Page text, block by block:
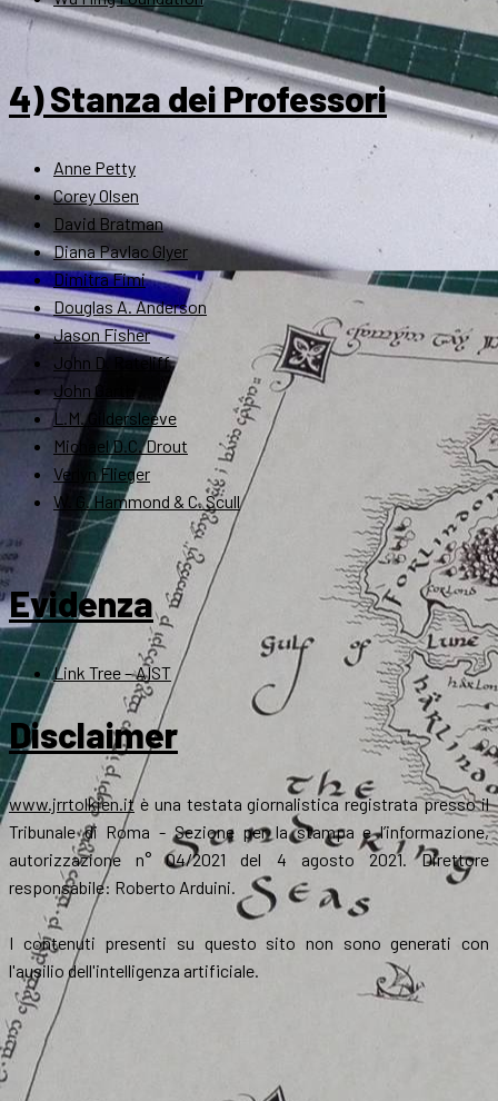
4) Stanza dei Professori
Anne Petty
Corey Olsen
David Bratman
Diana Pavlac Glyer
Dimitra Fimi
Douglas A. Anderson
Jason Fisher
John D. Rateliff
John Garth
L.M. Gildersleeve
Michael D.C. Drout
Verlyn Flieger
W. G. Hammond & C. Scull
Evidenza
Link Tree – AIST
Disclaimer
www.jrrtolkien.itè una testata giornalistica registrata presso il
Tribunale di Roma - Sezione per la stampa e l’informazione,
autorizzazione n° 04/2021 del 4 agosto 2021. Direttore
responsabile: Roberto Arduini.
I contenuti presenti su questo sito non sono generati con
l'ausilio dell'intelligenza artificiale.